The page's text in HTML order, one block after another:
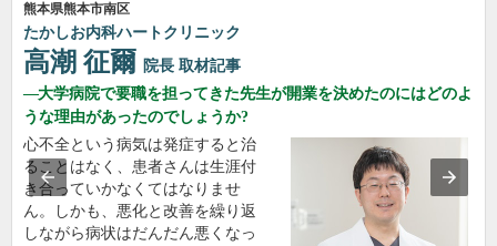
熊本県熊本市南区
たかしお内科ハートクリニック
高潮 征爾 院長 取材記事
大学病院で要職を担ってきた先生が開業を決めたのにはどのよ
うな理由があったのでしょうか?
心不全という病気は発症すると治
ることはなく、患者さんは生涯付
き合っていかなくてはなりませ
ん。しかも、悪化と改善を繰り返
しながら病状はだんだん悪くなっ